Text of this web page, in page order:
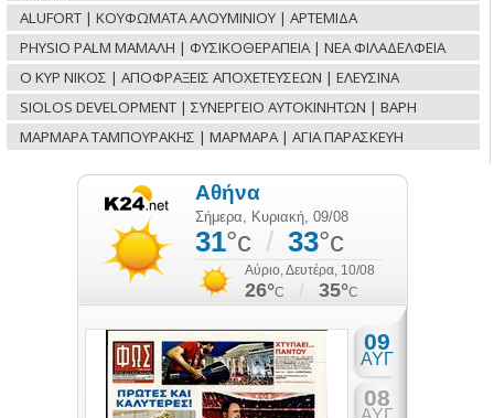
ALUFORT | ΚΟΥΦΩΜΑΤΑ ΑΛΟΥΜΙΝΙΟΥ | ΑΡΤΕΜΙΔΑ
PHYSIO PALM ΜΑΜΑΛΗ | ΦΥΣΙΚΟΘΕΡΑΠΕΙΑ | ΝΕΑ ΦΙΛΑΔΕΛΦΕΙΑ
Ο ΚΥΡ ΝΙΚΟΣ | ΑΠΟΦΡΑΞΕΙΣ ΑΠΟΧΕΤΕΥΣΕΩΝ | ΕΛΕΥΣΙΝΑ
SIOLOS DEVELOPMENT | ΣΥΝΕΡΓΕΙΟ ΑΥΤΟΚΙΝΗΤΩΝ | ΒΑΡΗ
ΜΑΡΜΑΡΑ ΤΑΜΠΟΥΡΑΚΗΣ | ΜΑΡΜΑΡΑ | ΑΓΙΑ ΠΑΡΑΣΚΕΥΗ